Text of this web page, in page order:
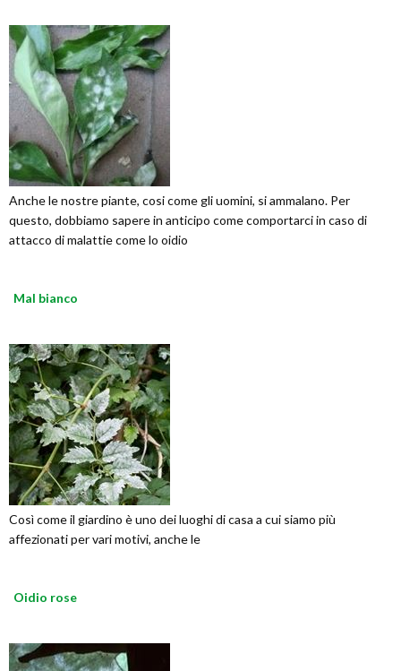
Anche le nostre piante, cosi come gli uomini, si ammalano. Per
questo, dobbiamo sapere in anticipo come comportarci in caso di
attacco di malattie come lo oidio
Mal bianco
Così come il giardino è uno dei luoghi di casa a cui siamo più
affezionati per vari motivi, anche le
Oidio rose